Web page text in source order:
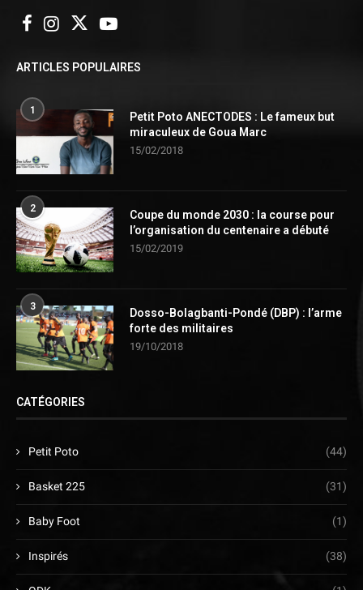
ARTICLES POPULAIRES
1
Petit Poto ANECTODES : Le fameux but
miraculeux de Goua Marc
15/02/2018
2
Coupe du monde 2030 : la course pour
l’organisation du centenaire a débuté
15/02/2019
3
Dosso-Bolagbanti-Pondé (DBP) : l’arme
forte des militaires
19/10/2018
CATÉGORIES
Petit Poto (44)
Basket 225 (31)
Baby Foot (1)
Inspirés (38)